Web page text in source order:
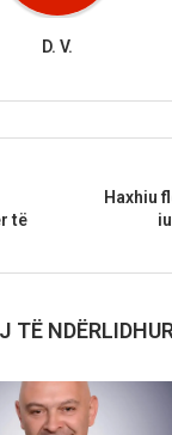
D. V.
të
Haxhiu
TË